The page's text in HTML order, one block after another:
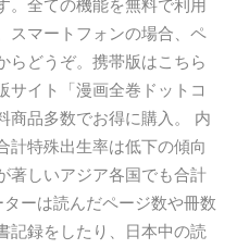
。全ての機能を無料で利用
スマートフォンの場合、ペ
らどうぞ。携帯版はこちら
サイト「漫画全巻ドットコ
商品多数でお得に購入。 内
計特殊出生率は低下の傾向
著しいアジア各国でも合計
ーは読んだページ数や冊数
記録をしたり、日本中の読